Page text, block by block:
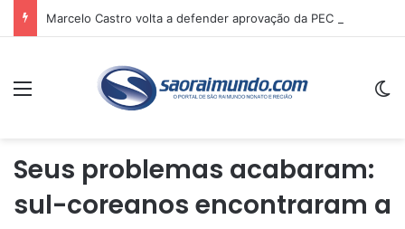
Menu
Seus problemas acabaram:
sul-coreanos encontraram a